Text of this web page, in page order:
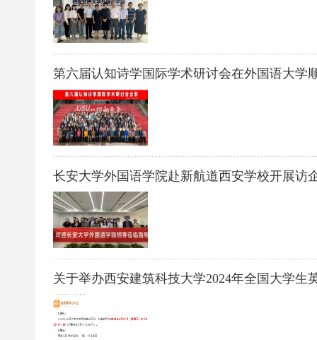
第六届认知诗学国际学术研讨会在外国语大学
长安大学外国语学院赴新航道西安学校开展访
关于举办西安建筑科技大学2024年全国大学生